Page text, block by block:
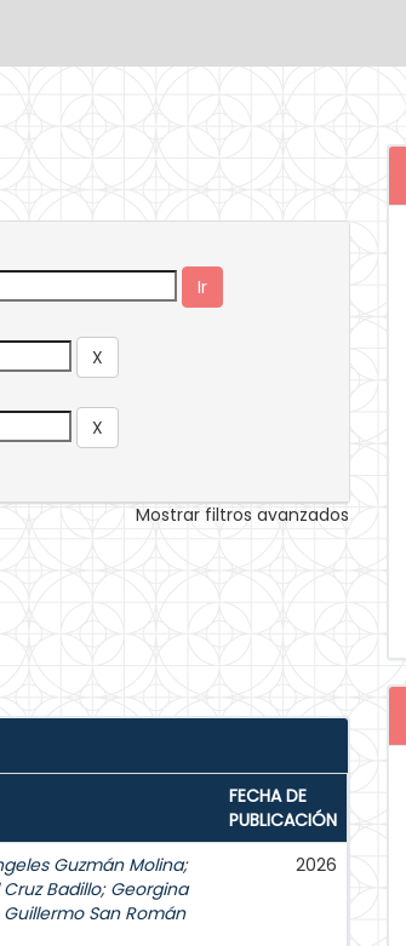
Mostrar filtros avanzados
FECHA DE
PUBLICACIÓN
Guzmán Molina;
Badillo; Georgina
Guillermo San Román
2026